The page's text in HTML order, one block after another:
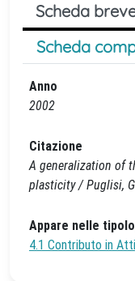
Scheda
Scheda
Anno
2002
Citazione
A generalization of
plasticity / Puglisi,
Appare nelle
4.1 Contributo in